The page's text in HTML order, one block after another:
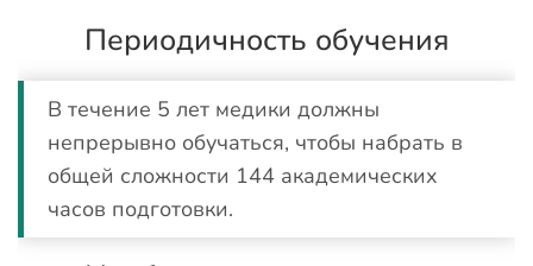
Периодичность обучения
В течение 5 лет медики должны
непрерывно обучаться, чтобы набрать в
общей сложности 144 академических
часов подготовки.